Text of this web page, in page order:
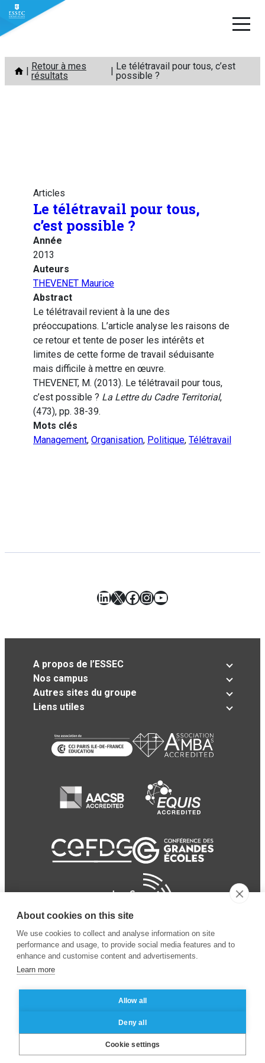
Aller
contenu
Retour à mes
résultats
Le télétravail pour tous, c’est
possible ?
Articles
Le télétravail pour tous,
c’est possible ?
Année
2013
Auteurs
THEVENET Maurice
Abstract
Le télétravail revient à la une des
préoccupations. L’article analyse les raisons de
ce retour et tente de poser les intérêts et
limites de cette forme de travail séduisante
mais difficile à mettre en œuvre.
THEVENET, M. (2013). Le télétravail pour tous,
c’est possible ? La Lettre du Cadre Territorial,
(473), pp. 38-39.
Mots clés
Management, Organisation, Politique, Télétravail
LinkedIn
X Facebook
Instagram
YouTube
A propos de l’ESSEC
Nos campus
Autres sites du groupe
Liens utiles
Business School
Mentions légales
des données personnelles
About cookies on this site
We use cookies to collect and analyse information on site
performance and usage, to provide social media features and to
enhance and customise content and advertisements.
Learn more
Allow all
Deny all
Cookie settings